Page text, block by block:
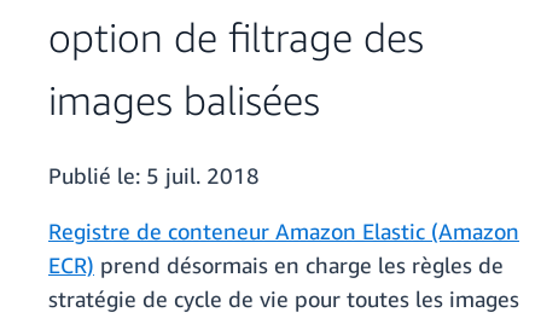
option de filtrage des
images balisées
Publié le: 5 juil. 2018
Registre de conteneur Amazon Elastic (Amazon
ECR) prend désormais en charge les règles de
stratégie de cycle de vie pour toutes les images